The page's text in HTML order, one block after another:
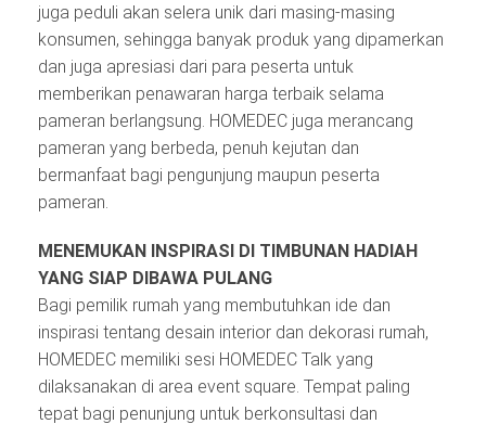
juga peduli akan selera unik dari masing-masing
konsumen, sehingga banyak produk yang dipamerkan
dan juga apresiasi dari para peserta untuk
memberikan penawaran harga terbaik selama
pameran berlangsung. HOMEDEC juga merancang
pameran yang berbeda, penuh kejutan dan
bermanfaat bagi pengunjung maupun peserta
pameran.
MENEMUKAN INSPIRASI DI TIMBUNAN HADIAH
YANG SIAP DIBAWA PULANG
Bagi pemilik rumah yang membutuhkan ide dan
inspirasi tentang desain interior dan dekorasi rumah,
HOMEDEC memiliki sesi HOMEDEC Talk yang
dilaksanakan di area event square. Tempat paling
tepat bagi penunjung untuk berkonsultasi dan